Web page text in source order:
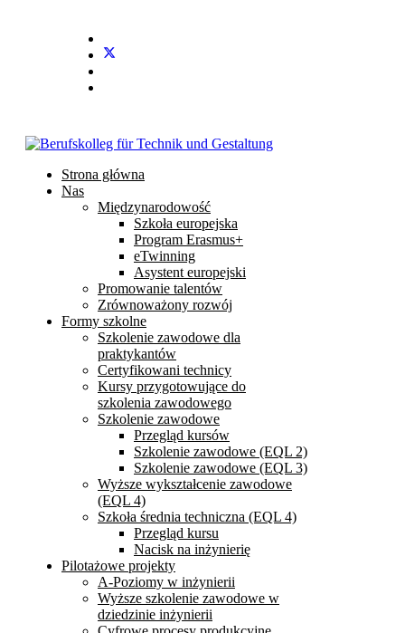
Strona główna
Nas
Międzynarodowość
Szkoła europejska
Program Erasmus+
eTwinning
Asystent europejski
Promowanie talentów
Zrównoważony rozwój
Formy szkolne
Szkolenie zawodowe dla
praktykantów
Certyfikowani technicy
Kursy przygotowujące do
szkolenia zawodowego
Szkolenie zawodowe
Przegląd kursów
Szkolenie zawodowe (EQL 2)
Szkolenie zawodowe (EQL 3)
Wyższe wykształcenie zawodowe
(EQL 4)
Szkoła średnia techniczna (EQL 4)
Przegląd kursu
Nacisk na inżynierię
Pilotażowe projekty
A-Poziomy w inżynierii
Wyższe szkolenie zawodowe w
dziedzinie inżynierii